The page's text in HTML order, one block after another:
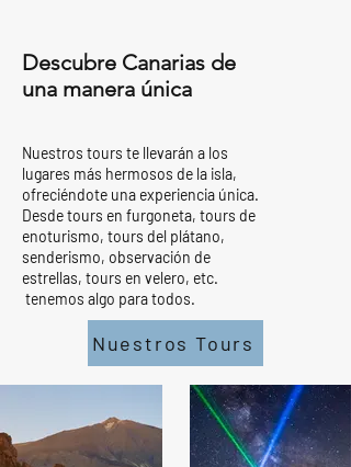
Descubre Canarias de
una manera única
Nuestros tours te llevarán a los
lugares más hermosos de la isla,
ofreciéndote una experiencia única.
Desde tours en furgoneta, tours de
enoturismo, tours del plátano,
senderismo, observación de
estrellas, tours en velero, etc.
tenemos algo para todos.
Nuestros Tours